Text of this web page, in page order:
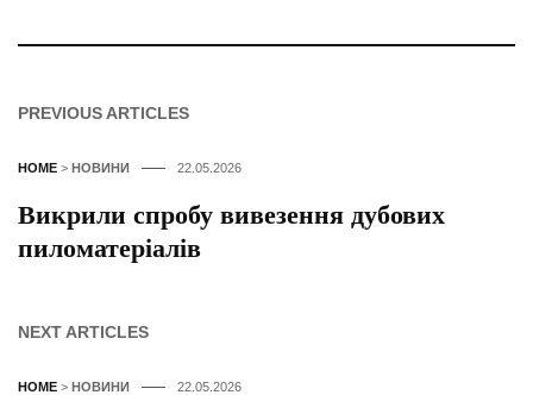
PREVIOUS ARTICLES
HOME > НОВИНИ 22.05.2026
Викрили спробу вивезення дубових
пиломатеріалів
NEXT ARTICLES
HOME > НОВИНИ 22.05.2026